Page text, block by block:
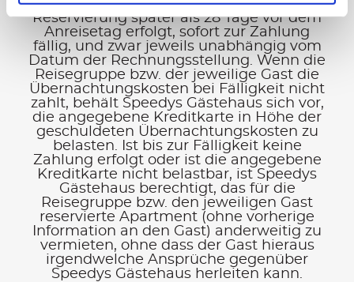
dem Anreisetag, oder, falls die
Reservierung später als 28 Tage vor dem
Anreisetag erfolgt, sofort zur Zahlung
fällig, und zwar jeweils unabhängig vom
Datum der Rechnungsstellung. Wenn die
Reisegruppe bzw. der jeweilige Gast die
Übernachtungskosten bei Fälligkeit nicht
zahlt, behält Speedys Gästehaus sich vor,
die angegebene Kreditkarte in Höhe der
geschuldeten Übernachtungskosten zu
belasten. Ist bis zur Fälligkeit keine
Zahlung erfolgt oder ist die angegebene
Kreditkarte nicht belastbar, ist Speedys
Gästehaus berechtigt, das für die
Reisegruppe bzw. den jeweiligen Gast
reservierte Apartment (ohne vorherige
Information an den Gast) anderweitig zu
vermieten, ohne dass der Gast hieraus
irgendwelche Ansprüche gegenüber
Speedys Gästehaus herleiten kann.